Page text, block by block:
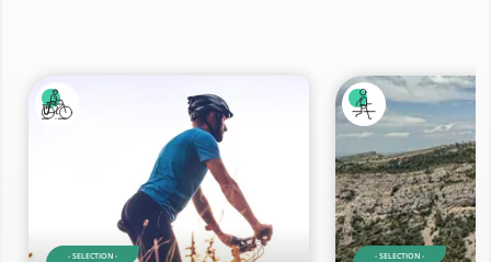
- SELECTION - - SELECTION -